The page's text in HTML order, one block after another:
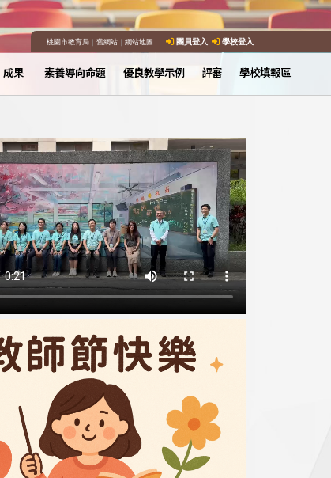
桃園市教育局｜ 舊網站｜ 網站地圖 團員登入 學校登入
成果 素養導向命題 優良教學示例 評審 學校填報區